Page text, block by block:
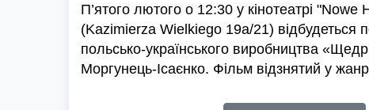
П’ятого лютого о 12:30 у кінотеатрі "Nowe
(Kazimierza Wielkiego 19a/21) відбудеться
польсько-українського виробництва
Моргунець-Ісаєнко. Фільм відзнятий у